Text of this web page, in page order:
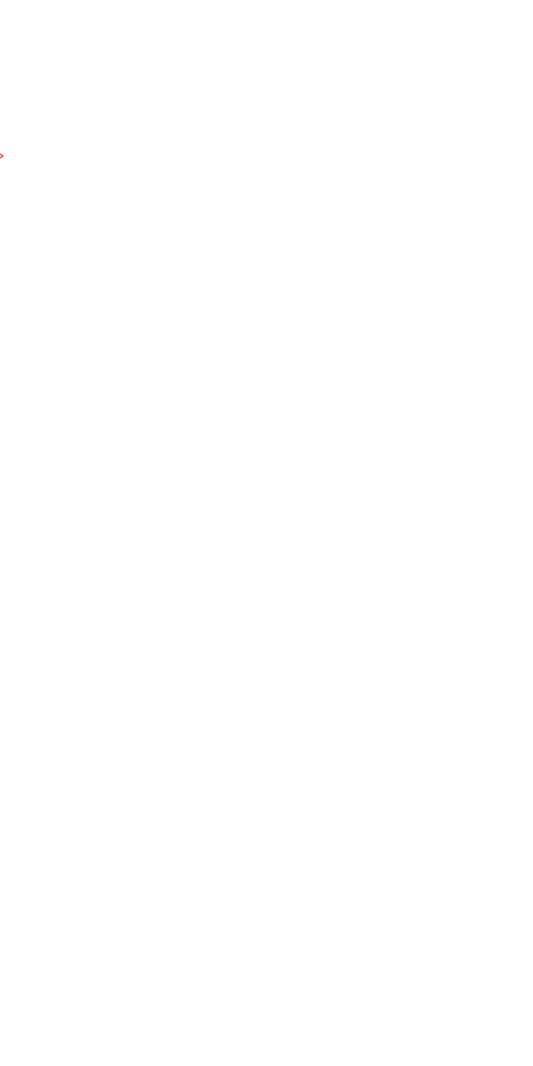
Parteien, Grundfreiheiten, Pluralismus
Verrechnungssteuer, Quellensteuer,
Kapitalsteuer
Kriminalität